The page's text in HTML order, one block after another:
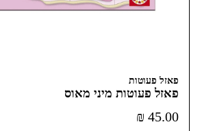
פאזל פעוטות
פאזל פעוטות מיני מאוס
₪ 45.00